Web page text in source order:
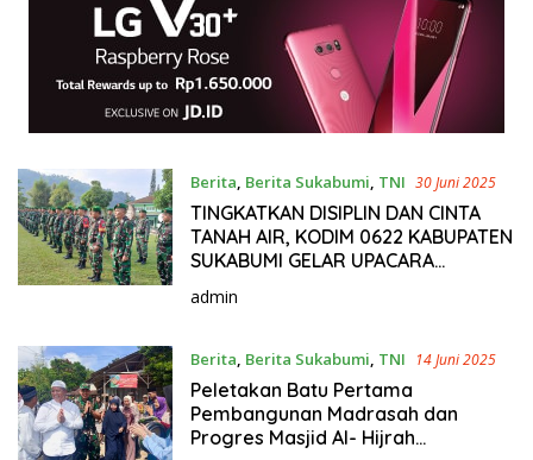
Berita Berita Sukabumi TNI 30 Juni 2025
TINGKATKAN DISIPLIN DAN CINTA
TANAH AIR, KODIM 0622 KABUPATEN
SUKABUMI GELAR UPACARA
admin
Berita Berita Sukabumi TNI 14 Juni 2025
Peletakan Batu Pertama
Pembangunan Madrasah dan
Progres Masjid Al- Hijrah